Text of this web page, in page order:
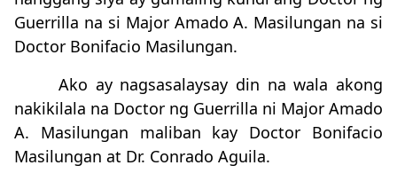
Guerrilla na si Major Amado A. Masilungan na si
Doctor Bonifacio Masilungan.
Ako ay nagsasalaysay din na wala akong
nakikilala na Doctor ng Guerrilla ni Major Amado
A. Masilungan maliban kay Doctor Bonifacio
Masilungan at Dr. Conrado Aguila.